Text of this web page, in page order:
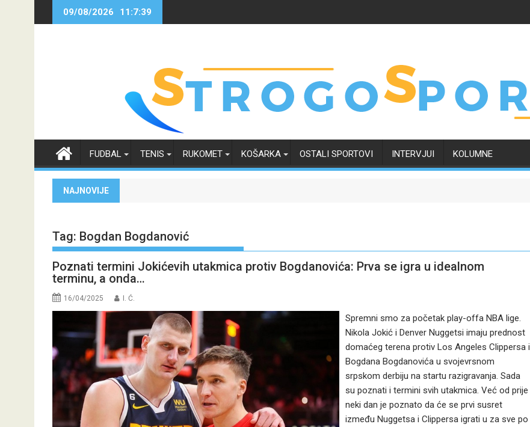
09/08/2026 11:7:41
FUDBAL TENIS RUKOMET KOŠARKA OSTALI SPORTOVI INTERVJUI KOLUMNE
NAJNOVIJE
Tag: Bogdan Bogdanović
Poznati termini Jokićevih utakmica protiv Bogdanovića: Prva se igra u idealnom
terminu, a onda…
16/04/2025 I. Ć.
Spremni smo za početak play-offa NBA lige.
Nikola Jokić i Denver Nuggetsi imaju prednost
domaćeg terena protiv Los Angeles Clippersa i
Bogdana Bogdanovića u svojevrsnom
srpskom derbiju na startu razigravanja. Sada
su poznati i termini svih utakmica. Već od prije
neki dan je poznato da će se prvi susret
između Nuggetsa i Clippersa igrati u za sve po